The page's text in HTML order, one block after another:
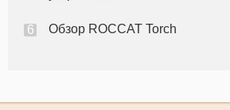
Обзор ROCCAT Torch